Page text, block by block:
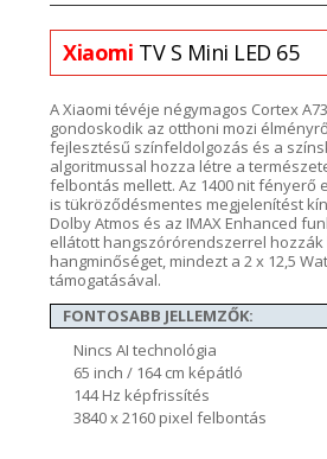
Xiaomi TV S Mini LED 65
A Xiaomi tévéje négymagos Cortex
gondoskodik az otthoni mozi
fejlesztésű színfeldolgozás és a
algoritmussal hozza létre a
felbontás mellett. Az 1400 nit fényerő
is tükröződésmentes megjelenítést
Dolby Atmos és az IMAX Enhanced
ellátott hangszórórendszerrel
hangminőséget, mindezt a 2 x 12,5
támogatásával.
FONTOSABB JELLEMZŐK:
Nincs AI technológia
65 inch / 164 cm képátló
144 Hz képfrissítés
3840 x 2160 pixel felbontás